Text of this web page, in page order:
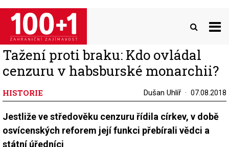
Přejít
hlavnímu
obsahu
Tažení proti braku: Kdo ovládal
cenzuru v habsburské monarchii?
HISTORIE Dušan Uhlíř 07.08.2018
Jestliže ve středověku cenzuru řídila církev, v době
osvícenských reforem její funkci přebírali vědci a
státní úředníci